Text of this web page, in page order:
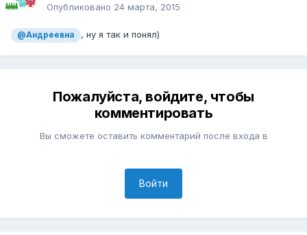
Опубликовано 24 марта, 2015
@Андреевна , ну я так и понял)
Пожалуйста, войдите, чтобы
комментировать
Вы сможете оставить комментарий после входа в
Войти